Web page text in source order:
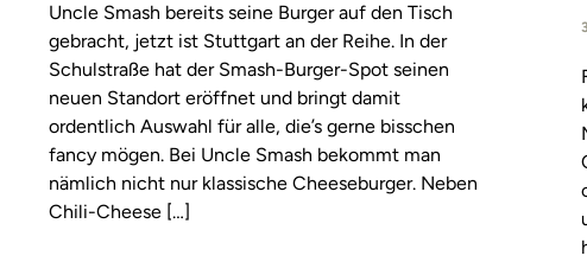
Uncle Smash bereits seine Burger auf den Tisch
gebracht, jetzt ist Stuttgart an der Reihe. In der
Schulstraße hat der Smash-Burger-Spot seinen
neuen Standort eröffnet und bringt damit
ordentlich Auswahl für alle, die’s gerne bisschen
fancy mögen. Bei Uncle Smash bekommt man
nämlich nicht nur klassische Cheeseburger. Neben
Chili-Cheese […]